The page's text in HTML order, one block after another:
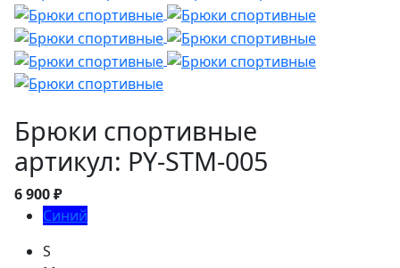
Брюки спортивные
артикул: PY-STM-005
6 900 ₽
Синий
S